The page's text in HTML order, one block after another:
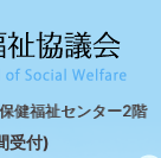
健福祉センター2階
受付)